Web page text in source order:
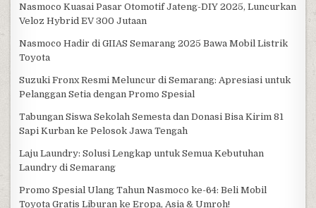
Nasmoco Kuasai Pasar Otomotif Jateng-DIY 2025, Luncurkan
Veloz Hybrid EV 300 Jutaan
Nasmoco Hadir di GIIAS Semarang 2025 Bawa Mobil Listrik
Toyota
Suzuki Fronx Resmi Meluncur di Semarang: Apresiasi untuk
Pelanggan Setia dengan Promo Spesial
Tabungan Siswa Sekolah Semesta dan Donasi Bisa Kirim 81
Sapi Kurban ke Pelosok Jawa Tengah
Laju Laundry: Solusi Lengkap untuk Semua Kebutuhan
Laundry di Semarang
Promo Spesial Ulang Tahun Nasmoco ke-64: Beli Mobil
Toyota Gratis Liburan ke Eropa, Asia & Umroh!